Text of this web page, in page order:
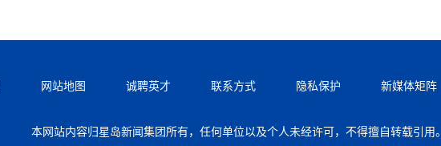
网站地图 诚聘英才 联系方式 隐私保护 新媒体矩阵
本网站内容归星岛新闻集团所有，任何单位以及个人未经许可，不得擅自转载引用。